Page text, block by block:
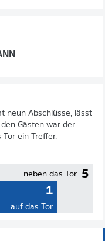
neun Abschlüsse, lässt
Gästen war der
ein Treffer.
5
neben das Tor
1
auf das Tor